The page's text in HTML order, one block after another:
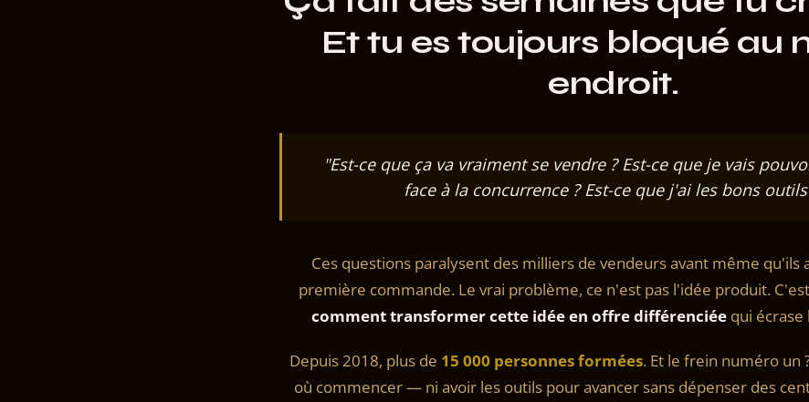
Et tu es toujours bloqué au
endroit.
"Est-ce que ça va vraiment se vendre ? Est-ce que je vais
face à la concurrence ? Est-ce que j'ai les bons
Ces questions paralysent des milliers de vendeurs avant même qu'ils
première commande. Le vrai problème, ce n'est pas l'idée produit.
comment transformer cette idée en offre différenciéequi écrase
Depuis 2018, plus de 15 000 personnes formées. Et le frein numéro un
où commencer — ni avoir les outils pour avancer sans dépenser des